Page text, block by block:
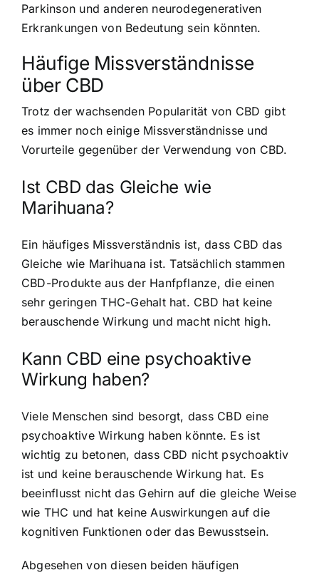
Parkinson und anderen neurodegenerativen
Erkrankungen von Bedeutung sein könnten.
Häufige Missverständnisse
über CBD
Trotz der wachsenden Popularität von CBD gibt
es immer noch einige Missverständnisse und
Vorurteile gegenüber der Verwendung von CBD.
Ist CBD das Gleiche wie
Marihuana?
Ein häufiges Missverständnis ist, dass CBD das
Gleiche wie Marihuana ist. Tatsächlich stammen
CBD-Produkte aus der Hanfpflanze, die einen
sehr geringen THC-Gehalt hat. CBD hat keine
berauschende Wirkung und macht nicht high.
Kann CBD eine psychoaktive
Wirkung haben?
Viele Menschen sind besorgt, dass CBD eine
psychoaktive Wirkung haben könnte. Es ist
wichtig zu betonen, dass CBD nicht psychoaktiv
ist und keine berauschende Wirkung hat. Es
beeinflusst nicht das Gehirn auf die gleiche Weise
wie THC und hat keine Auswirkungen auf die
kognitiven Funktionen oder das Bewusstsein.
Abgesehen von diesen beiden häufigen